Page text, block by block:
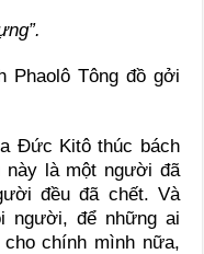
Phaolô Tông đồ gởi
Ðức Kitô thúc bách
này là một người đã
đều đã chết. Và
người, để những ai
chính mình nữa,